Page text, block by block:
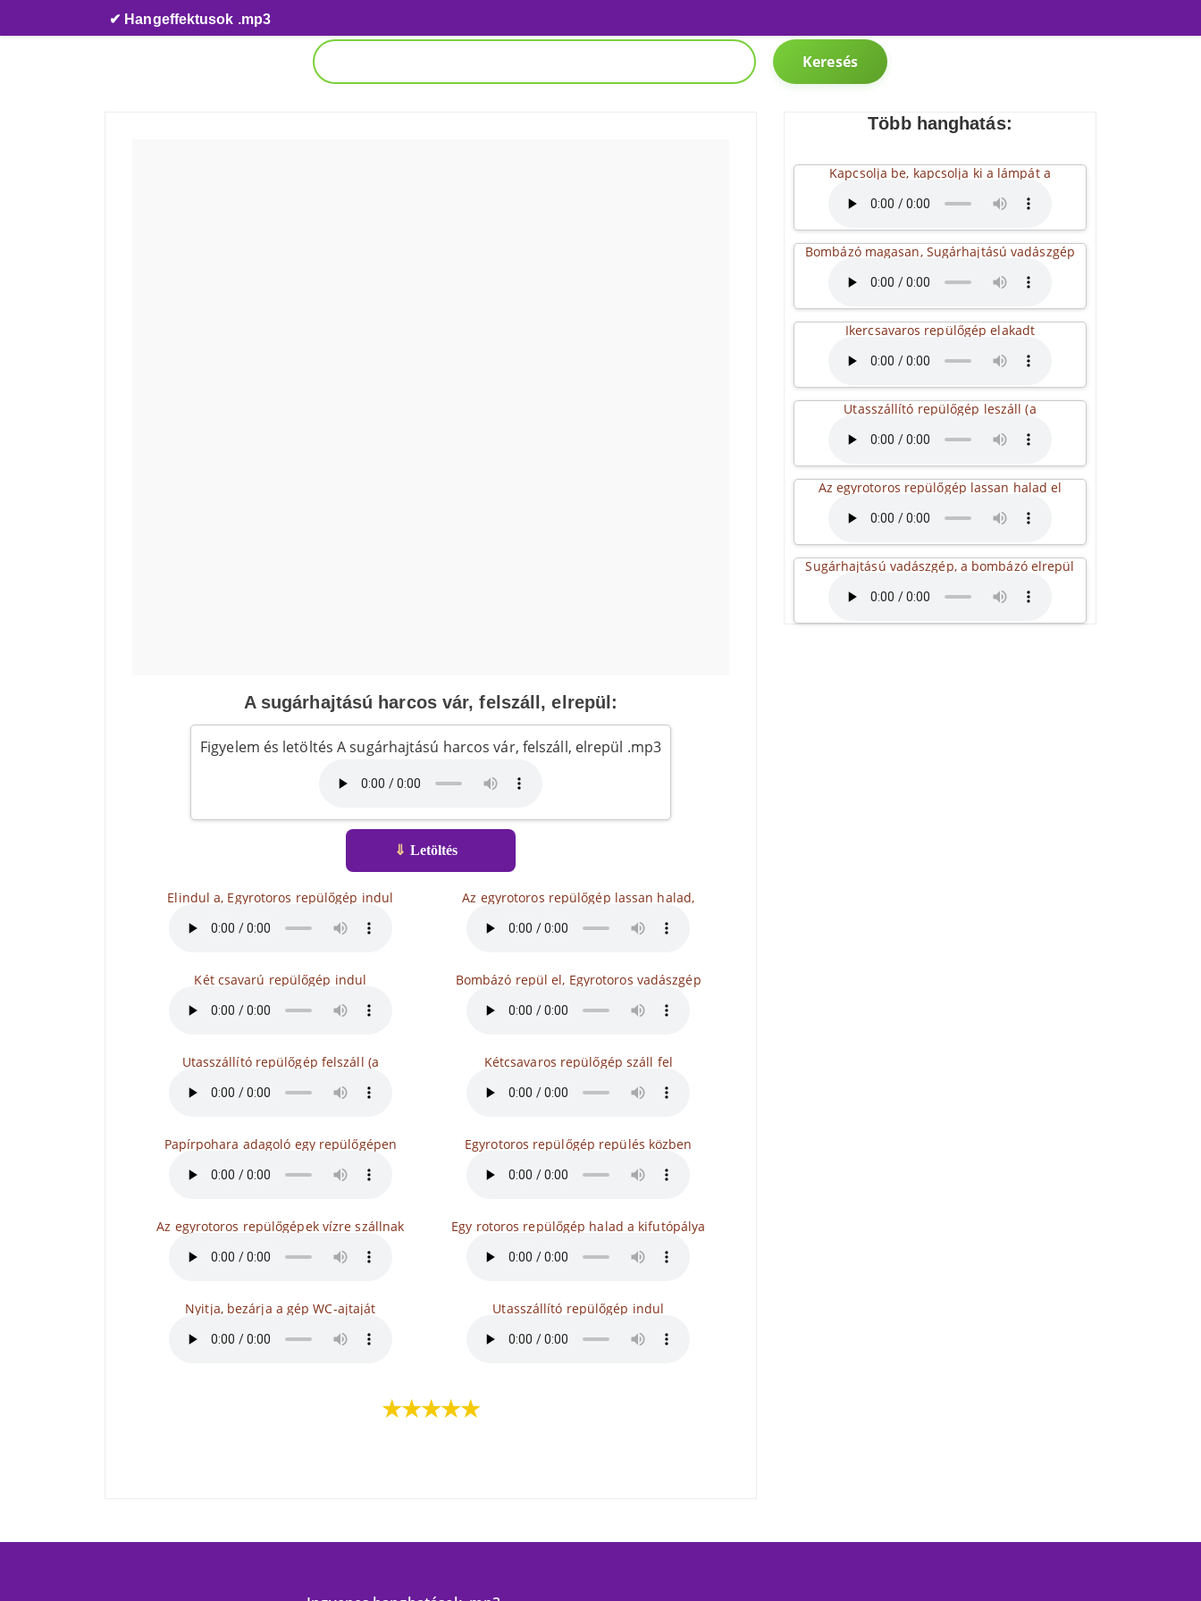
✔ Hangeffektusok .mp3
Keresés
A sugárhajtású harcos vár, felszáll, elrepül:
Figyelem és letöltés A sugárhajtású harcos vár, felszáll, elrepül .mp3
⇓ Letöltés
Elindul a, Egyrotoros repülőgép indul
Két csavarú repülőgép indul
Utasszállító repülőgép felszáll (a
Papírpohara adagoló egy repülőgépen
Az egyrotoros repülőgépek vízre szállnak
Nyitja, bezárja a gép WC-ajtaját
Az egyrotoros repülőgép lassan halad,
Bombázó repül el, Egyrotoros vadászgép
Kétcsavaros repülőgép száll fel
Egyrotoros repülőgép repülés közben
Egy rotoros repülőgép halad a kifutópálya
Utasszállító repülőgép indul
★★★★★
Több hanghatás:
Kapcsolja be, kapcsolja ki a lámpát a
Bombázó magasan, Sugárhajtású vadászgép
Ikercsavaros repülőgép elakadt
Utasszállító repülőgép leszáll (a
Az egyrotoros repülőgép lassan halad el
Sugárhajtású vadászgép, a bombázó elrepül